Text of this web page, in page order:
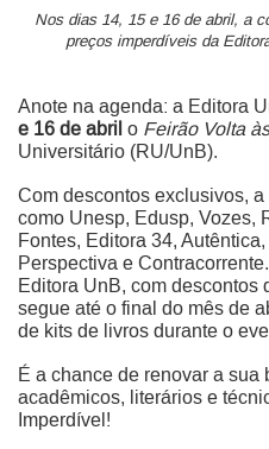
Nos dias 14, 15 e 16 de abril, a
preços imperdíveis da
Anote na agenda: a Editora
e 16 de abril o Feirão Volta
Universitário (RU/UnB).
Com descontos exclusivos,
como Unesp, Edusp, Vozes,
Fontes, Editora 34,
Perspectiva e
Editora UnB, com descontos
segue até o final do mês de
de kits de livros durante o
É a chance de renovar a sua
acadêmicos, literários e
Imperdível!